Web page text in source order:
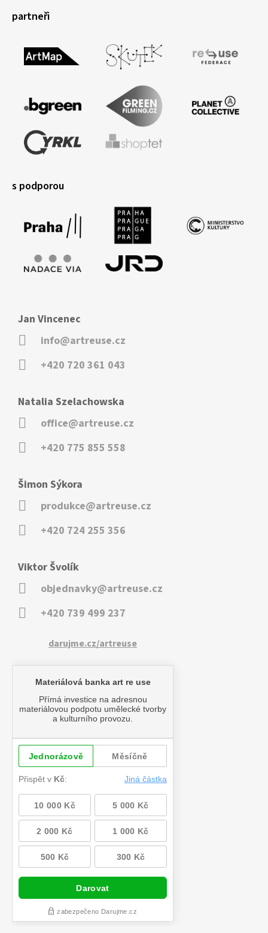
partneři
s podporou
Jan Vincenec
info@artreuse.cz
+420 720 361 043
Natalia Szelachowska
office@artreuse.cz
+420 775 855 558
Šimon Sýkora
produkce@artreuse.cz
+420 724 255 356
Viktor Švolík
objednavky@artreuse.cz
+420 739 499 237
darujme.cz/artreuse